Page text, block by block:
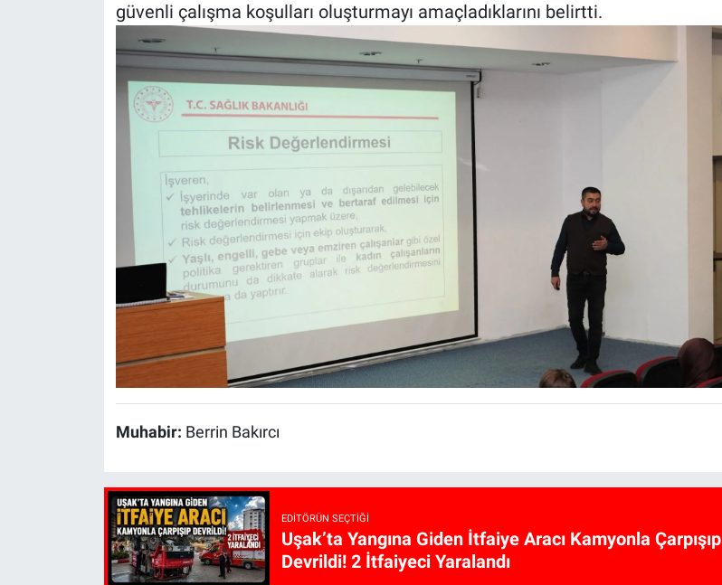
güvenli çalışma koşulları oluşturmayı amaçladıklarını belirtti.
Muhabir: Berrin Bakırcı
EDITÖRÜN SEÇTIĞI
Uşak’ta Yangına Giden İtfaiye Aracı Kamyonla Çarpışıp
Devrildi! 2 İtfaiyeci Yaralandı